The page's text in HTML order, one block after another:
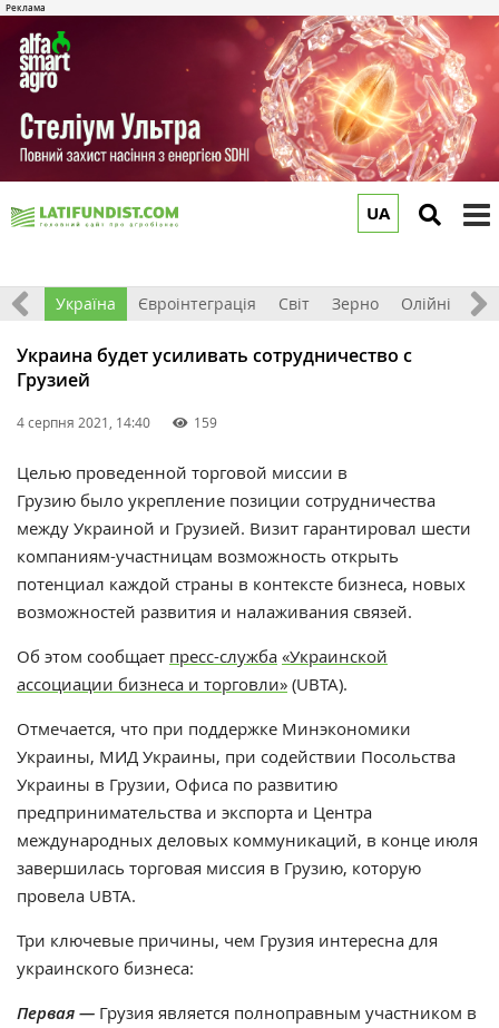
UA
Все Україна Євроінтеграція Світ Зерно Олійні
Украина будет усиливать сотрудничество с
Грузией
4 серпня 2021, 14:40 159
Целью проведенной торговой миссии в
Грузию было укрепление позиции сотрудничества
между Украиной и Грузией. Визит гарантировал шести
компаниям-участницам возможность открыть
потенциал каждой страны в контексте бизнеса, новых
возможностей развития и налаживания связей.
Об этом сообщает пресс-служба «Украинской
ассоциации бизнеса и торговли» (UBTA).
Отмечается, что при поддержке Минэкономики
Украины, МИД Украины, при содействии Посольства
Украины в Грузии, Офиса по развитию
предпринимательства и экспорта и Центра
международных деловых коммуникаций, в конце июля
завершилась торговая миссия в Грузию, которую
провела UBTA.
Три ключевые причины, чем Грузия интересна для
украинского бизнеса:
Первая — Грузия является полноправным участником в